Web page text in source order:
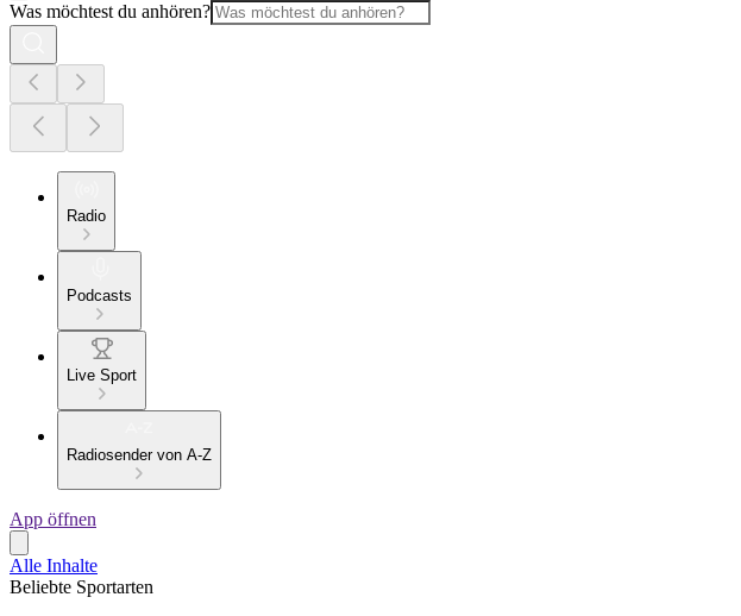
Was möchtest du anhören?
Radio
Podcasts
Live Sport
Radiosender von A-Z
App öffnen
Alle Inhalte
Beliebte Sportarten